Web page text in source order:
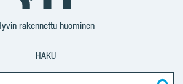
Suomi
rakennettu huominen
HAKU